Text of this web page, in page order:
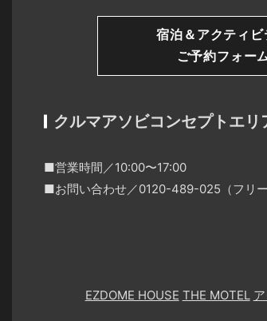
宿泊＆アクティビ
ご予約フォー
クルマアソビコンセプトエリ
■営業時間／10:00〜17:00
■お問い合わせ／0120-489-025（フリー
EZDOME HOUSE THE MOTEL